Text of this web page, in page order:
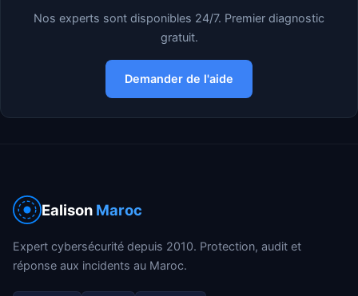
Nos experts sont disponibles 24/7. Premier diagnostic
gratuit.
Demander de l'aide
Ealison Maroc
Expert cybersécurité depuis 2010. Protection, audit et
réponse aux incidents au Maroc.